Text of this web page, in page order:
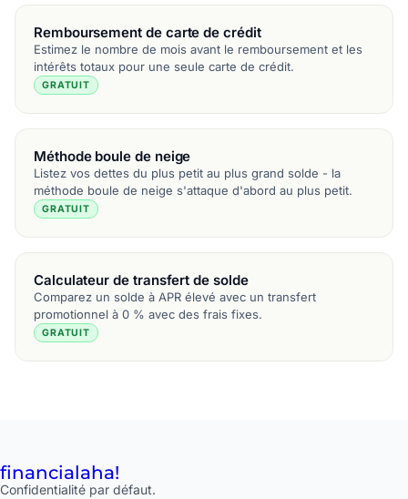
Remboursement de carte de crédit
Estimez le nombre de mois avant le remboursement et les
intérêts totaux pour une seule carte de crédit.
GRATUIT
Méthode boule de neige
Listez vos dettes du plus petit au plus grand solde - la
méthode boule de neige s'attaque d'abord au plus petit.
GRATUIT
Calculateur de transfert de solde
Comparez un solde à APR élevé avec un transfert
promotionnel à 0 % avec des frais fixes.
GRATUIT
financialaha!
Confidentialité par défaut.